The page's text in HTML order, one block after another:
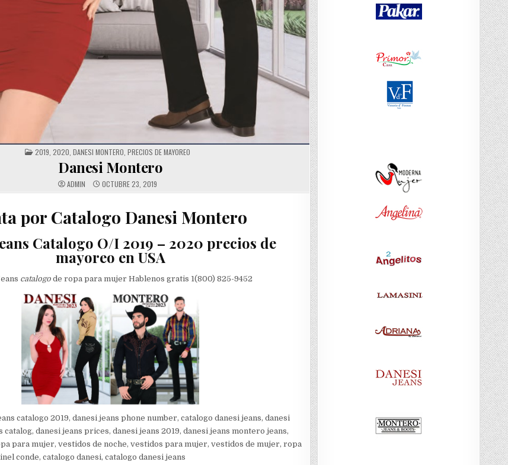
POSTED
IN
2019 2020 DANESI MONTERO PRECIOS DE MAYOREO
Danesi Montero
ADMIN OCTUBRE 23, 2019
por Catalogo Danesi Montero
Catalogo O/I 2019 – 2020 precios de
mayoreo en USA
catalogo de ropa para mujer Hablenos gratis 1(800) 825-9452
catalogo 2019, danesi jeans phone number, catalogo danesi jeans, danesi
catalog, danesi jeans prices, danesi jeans 2019, danesi jeans montero jeans,
para mujer, vestidos de noche, vestidos para mujer, vestidos de mujer, ropa
conde, catalogo danesi, catalogo danesi jeans